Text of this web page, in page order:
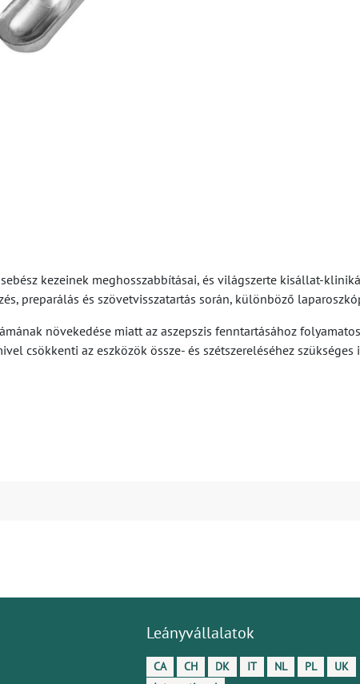
kezeinek meghosszabbításai, és világszerte kisállat-
preparálás és szövetvisszatartás során, különböző
növekedése miatt az aszepszis fenntartásához
csökkenti az eszközök össze- és szétszereléséhez
Leányvállalatok
CA CH DK IT NL PL
UK